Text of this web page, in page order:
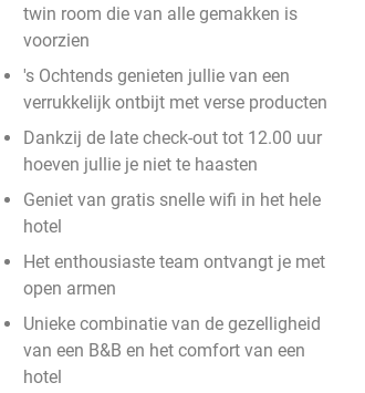
twin room die van alle gemakken is
voorzien
's Ochtends genieten jullie van een
verrukkelijk ontbijt met verse producten
Dankzij de late check-out tot 12.00 uur
hoeven jullie je niet te haasten
Geniet van gratis snelle wifi in het hele
hotel
Het enthousiaste team ontvangt je met
open armen
Unieke combinatie van de gezelligheid
van een B&B en het comfort van een
hotel